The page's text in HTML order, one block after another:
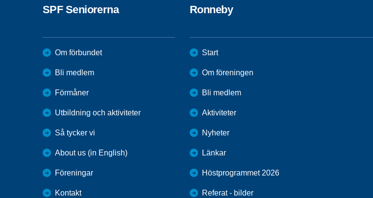
SPF Seniorerna
Om förbundet
Bli medlem
Förmåner
Utbildning och aktiviteter
Så tycker vi
About us (in English)
Föreningar
Kontakt
Ronneby
Start
Om föreningen
Bli medlem
Aktiviteter
Nyheter
Länkar
Höstprogrammet 2026
Referat - bilder